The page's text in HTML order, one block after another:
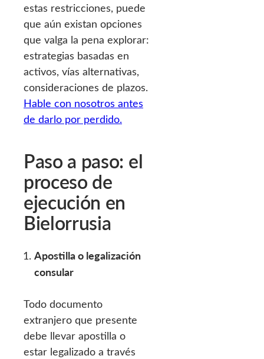
estas restricciones, puede
que aún existan opciones
que valga la pena explorar:
estrategias basadas en
activos, vías alternativas,
consideraciones de plazos.
Hable con nosotros antes
de darlo por perdido.
Paso a paso: el
proceso de
ejecución en
Bielorrusia
Apostilla o legalización
consular
Todo documento
extranjero que presente
debe llevar apostilla o
estar legalizado a través